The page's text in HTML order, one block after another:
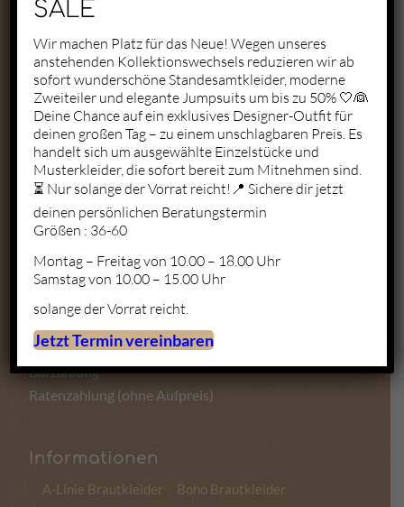
Unsere Öffungszeiten
ganz individuell nach vorherigerTerminabsprache
Mo. – Fr.: 10:00 – 19:00
Sa.: 10:00 – 18:00
So.: Geschlossen
Zahlungsmöglichkeiten
Sofortüberweisung
Barzahlung
Ratenzahlung (ohne Aufpreis)
Informationen
A-Linie Brautkleider
Boho Brautkleider
SALE
Wir machen Platz für das Neue! Wegen unseres
anstehenden Kollektionswechsels reduzieren wir ab
sofort wunderschöne Standesamtkleider, moderne
Zweiteiler und elegante Jumpsuits um bis zu 50% 🤍👰
Deine Chance auf ein exklusives Designer-Outfit für
deinen großen Tag – zu einem unschlagbaren Preis. Es
handelt sich um ausgewählte Einzelstücke und
Musterkleider, die sofort bereit zum Mitnehmen sind.
⏳ Nur solange der Vorrat reicht!📍 Sichere dir jetzt
deinen persönlichen Beratungstermin
Größen : 36-60
Montag – Freitag von 10.00 – 18.00 Uhr
Samstag von 10.00 – 15.00 Uhr
solange der Vorrat reicht.
Jetzt Termin vereinbaren